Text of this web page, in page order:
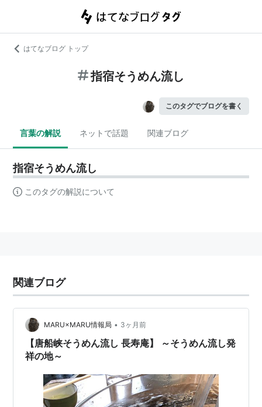
はてなブログ トップ
指宿そうめん流し
このタグでブログを書く
言葉の解説 ネットで話題 関連ブログ
指宿そうめん流し
このタグの解説について
関連ブログ
MARU×MARU情報局 • 3ヶ月前
【唐船峡そうめん流し 長寿庵】 ～そうめん流し発
祥の地～